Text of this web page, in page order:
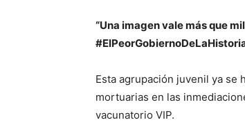
“Una imagen vale más que
Esta agrupación juvenil ya se
mortuarias en las
vacunatorio VIP.